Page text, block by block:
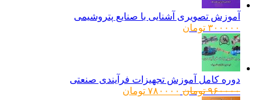
آموزش تصویری آشنایی با صنایع پتروشیمی
۳۰۰۰۰۰ تومان
دوره کامل آموزش تجهیزات فرآیندی صنعتی
۹۶۰۰۰۰ تومانقیمت
۷۸۰۰۰۰ تومانقیمت